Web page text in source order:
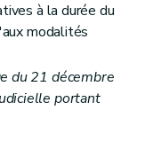
à la durée du
modalités
du 21 décembre
portant